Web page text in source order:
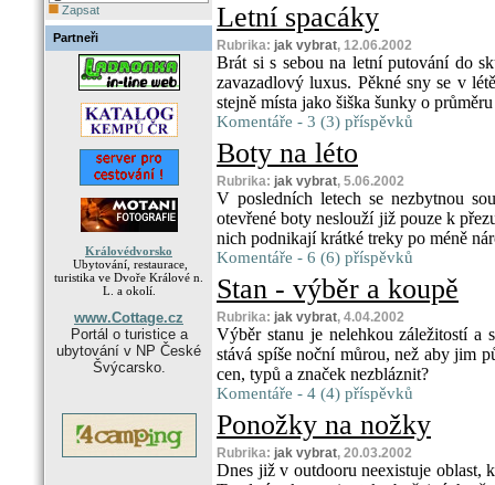
Zapsat
Partneři
Královédvorsko
Ubytování, restaurace,
turistika ve Dvoře Králové n.
L. a okolí.
www.Cottage.cz
Portál o turistice a
ubytování v NP České
Švýcarsko.
Letní spacáky
Rubrika: jak vybrat, 12.06.2002
Brát si s sebou na letní putování do
zavazadlový luxus. Pěkné sny se v
stejně místa jako šiška šunky o
Komentáře - 3 (3) příspěvků
Boty na léto
Rubrika: jak vybrat, 5.06.2002
V posledních letech se nezbytnou
otevřené boty neslouží již pouze k
nich podnikají krátké treky po méně
Komentáře - 6 (6) příspěvků
Stan - výběr a koupě
Rubrika: jak vybrat, 4.04.2002
Výběr stanu je nelehkou záležitostí a
stává spíše noční můrou, než aby jim
cen, typů a značek nezbláznit?
Komentáře - 4 (4) příspěvků
Ponožky na nožky
Rubrika: jak vybrat, 20.03.2002
Dnes již v outdooru neexistuje oblast,